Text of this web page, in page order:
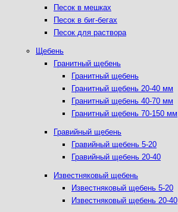
Песок в мешках
Песок в биг-бегах
Песок для раствора
Щебень
Гранитный щебень
Гранитный щебень
Гранитный щебень 20-40 мм
Гранитный щебень 40-70 мм
Гранитный щебень 70-150 мм
Гравийный щебень
Гравийный щебень 5-20
Гравийный щебень 20-40
Известняковый щебень
Известняковый щебень 5-20
Известняковый щебень 20-40